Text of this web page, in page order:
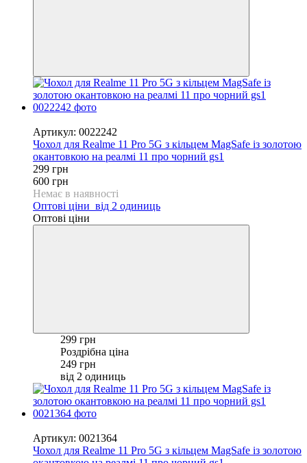
Артикул: 0022242
Чохол для Realme 11 Pro 5G з кільцем MagSafe із золотою
окантовкою на реалмі 11 про чорний gs1
299 грн
600 грн
Немає в наявності
Оптові ціни від 2 одиниць
Оптові ціни
299 грн
Роздрібна ціна
249 грн
від 2 одиниць
Артикул: 0021364
Чохол для Realme 11 Pro 5G з кільцем MagSafe із золотою